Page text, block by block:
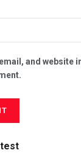
and website